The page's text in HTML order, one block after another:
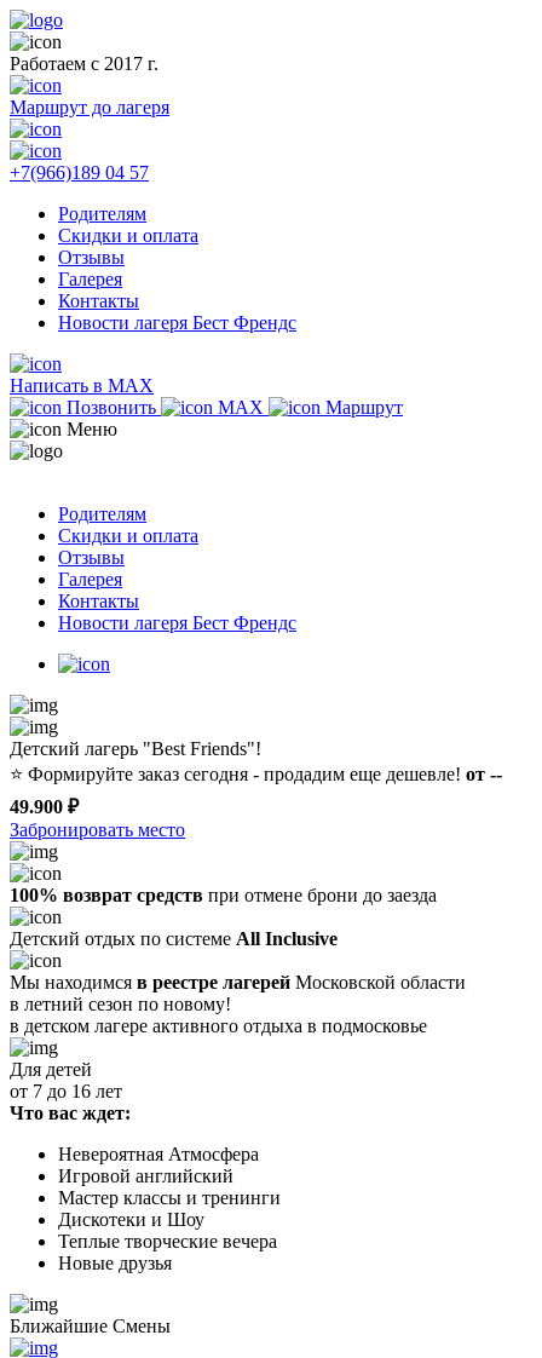
Работаем с 2017 г.
Маршрут до лагеря
+7(966)189 04 57
Родителям
Скидки и оплата
Отзывы
Галерея
Контакты
Новости лагеря Бест Френдс
Написать в MAX
Позвонить
MAX
Маршрут
Меню
Родителям
Скидки и оплата
Отзывы
Галерея
Контакты
Новости лагеря Бест Френдс
Детский лагерь "Best Friends"!
⭐️ Формируйте заказ сегодня - продадим еще дешевле! от --
49.900 ₽
Забронировать место
100% возврат средств при отмене брони до заезда
Детский отдых по системе All Inclusive
Мы находимся в реестре лагерей Московской области
в летний сезон по новому!
в детском лагере активного отдыха в подмосковье
Для детей
от 7 до 16 лет
Что вас ждет:
Невероятная Атмосфера
Игровой английский
Мастер классы и тренинги
Дискотеки и Шоу
Теплые творческие вечера
Новые друзья
Ближайшие Смены